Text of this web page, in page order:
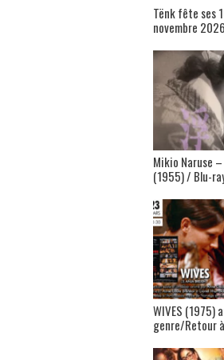
Tënk fête ses
novembre 2026
Mikio Naruse
(1955) / Blu-
WIVES (1975)
genre/Retour